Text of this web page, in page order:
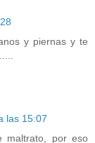
y piernas y te
las 15:07
maltrato, por eso